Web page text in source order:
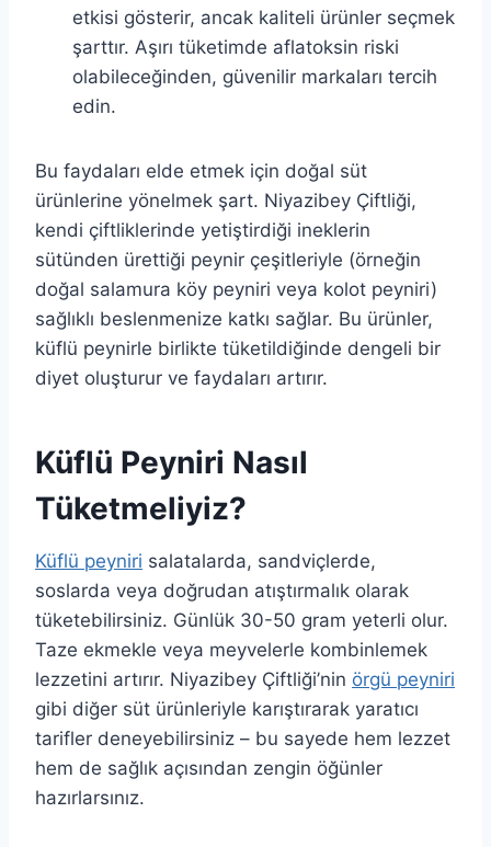
etkisi gösterir, ancak kaliteli ürünler seçmek
şarttır. Aşırı tüketimde aflatoksin riski
olabileceğinden, güvenilir markaları tercih
edin.
Bu faydaları elde etmek için doğal süt
ürünlerine yönelmek şart. Niyazibey Çiftliği,
kendi çiftliklerinde yetiştirdiği ineklerin
sütünden ürettiği peynir çeşitleriyle (örneğin
doğal salamura köy peyniri veya kolot peyniri)
sağlıklı beslenmenize katkı sağlar. Bu ürünler,
küflü peynirle birlikte tüketildiğinde dengeli bir
diyet oluşturur ve faydaları artırır.
Küflü Peyniri Nasıl
Tüketmeliyiz?
Küflü peyniri salatalarda, sandviçlerde,
soslarda veya doğrudan atıştırmalık olarak
tüketebilirsiniz. Günlük 30-50 gram yeterli olur.
Taze ekmekle veya meyvelerle kombinlemek
lezzetini artırır. Niyazibey Çiftliği’nin örgü peyniri
gibi diğer süt ürünleriyle karıştırarak yaratıcı
tarifler deneyebilirsiniz – bu sayede hem lezzet
hem de sağlık açısından zengin öğünler
hazırlarsınız.